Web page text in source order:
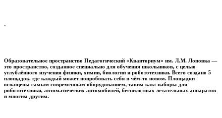
.
Образовательное пространство Педагогический «Кванториум» им. Л.М. Лоповка —
это пространство, созданное специально для обучения школьников, с целью
углублённого изучения физики, химии, биологии и робототехники. Всего создано 5
площадок, где каждый может попробовать себя в чём-то новом. Площадки
оснащены самым современным оборудованием, таким как: наборы для
робототехники, автоматических автомобилей, беспилотных летательных аппаратов
и многим другим.